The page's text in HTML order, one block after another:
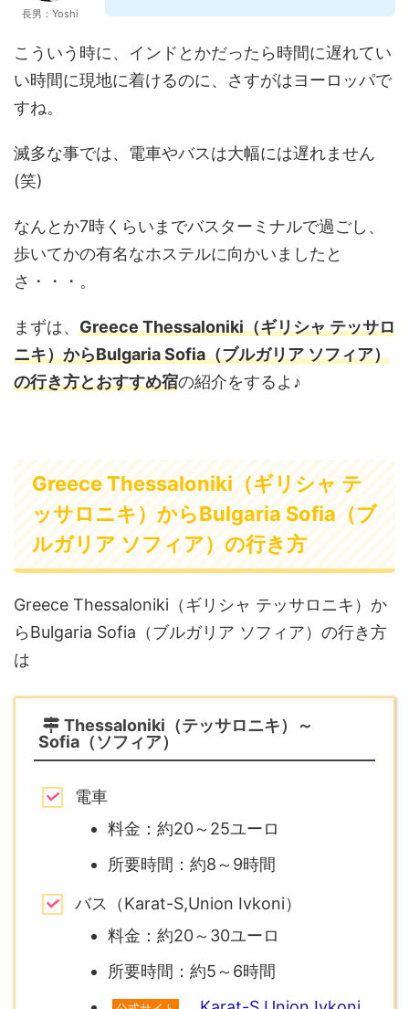
長男：Yoshi
こういう時に、インドとかだったら時間に遅れてい
い時間に現地に着けるのに、さすがはヨーロッパで
すね。
滅多な事では、電車やバスは大幅には遅れません
(笑)
なんとか7時くらいまでバスターミナルで過ごし、
歩いてかの有名なホステルに向かいましたと
さ・・・。
まずは、 Greece Thessaloniki（ギリシャ テッサロ
ニキ）からBulgaria Sofia（ブルガリア ソフィア）
の行き方とおすすめ宿の紹介をするよ♪
Greece Thessaloniki（ギリシャ テ
ッサロニキ）からBulgaria Sofia（ブ
ルガリア ソフィア）の行き方
Greece Thessaloniki（ギリシャ テッサロニキ）か
らBulgaria Sofia（ブルガリア ソフィア）の行き方
は
Thessaloniki（テッサロニキ）～
Sofia（ソフィア）
電車
料金：約20～25ユーロ
所要時間：約8～9時間
バス（Karat-S,Union Ivkoni）
料金：約20～30ユーロ
所要時間：約5～6時間